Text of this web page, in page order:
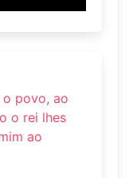
povo, ao
o rei lhes
ao